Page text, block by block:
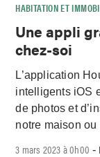
HABITATION ET
Une appli
chez-soi
L’application
intelligents iOS
de photos et
notre maison
3 mars 2023 à 0h00 -